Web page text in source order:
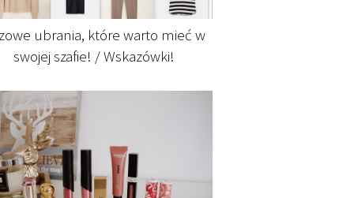
ubrania, które warto mieć w
swojej szafie! / Wskazówki!